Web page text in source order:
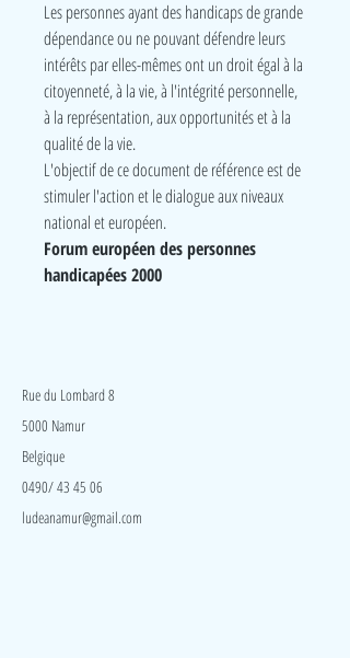
Les personnes ayant des handicaps de grande
dépendance ou ne pouvant défendre leurs
intérêts par elles-mêmes ont un droit égal à la
citoyenneté, à la vie, à l'intégrité personnelle,
à la représentation, aux opportunités et à la
qualité de la vie.
L'objectif de ce document de référence est de
stimuler l'action et le dialogue aux niveaux
national et européen.
Forum européen des personnes
handicapées 2000
Rue du Lombard 8
5000 Namur
Belgique
0490/ 43 45 06
ludeanamur@gmail.com